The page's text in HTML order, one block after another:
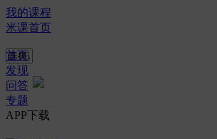
我的课程
米课首页
首页
发现
问答
专题
APP下载